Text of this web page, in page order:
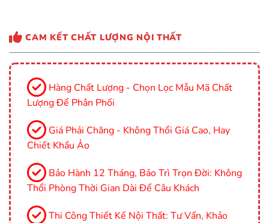
CAM KẾT CHẤT LƯỢNG NỘI THẤT
Hàng Chất Lượng - Chọn Lọc Mẫu Mã Chất
Lượng Để Phân Phối
Giá Phải Chăng - Không Thổi Giá Cao, Hay
Chiết Khấu Ảo
Bảo Hành 12 Tháng, Bảo Trì Trọn Đời: Không
Thổi Phòng Thời Gian Dài Để Câu Khách
Thi Công Thiết Kế Nội Thất: Tư Vấn, Khảo